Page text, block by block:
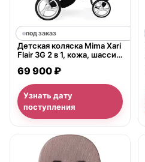
под заказ
Детская коляска Mima Xari
Flair 3G 2 в 1, кожа, шасси
69 900 ₽
Узнать дату
поступления